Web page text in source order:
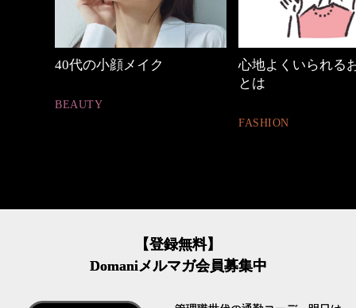
40代の小顔メイク
BEAUTY
心地よくいられる
とは
FASHION
【登録無料】
Domaniメルマガ会員募集中